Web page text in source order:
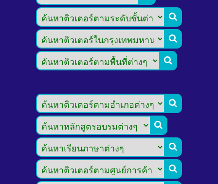






